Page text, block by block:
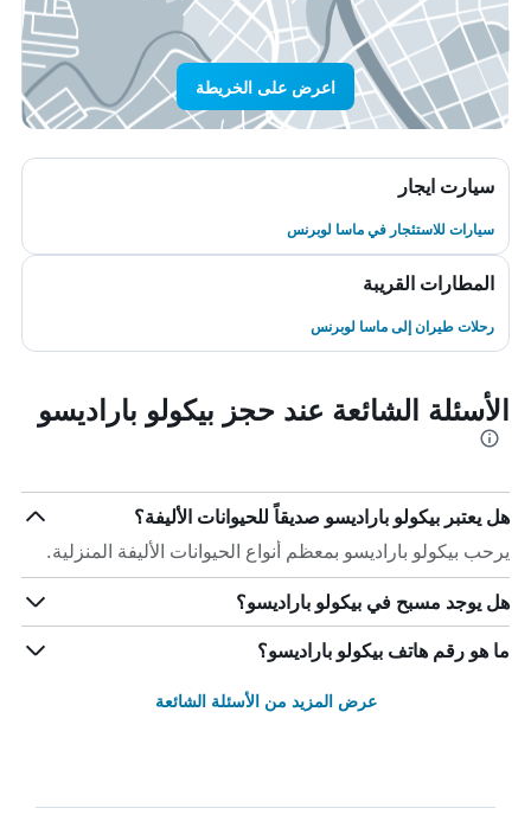
اعرض على الخريطة
سيارت ايجار
سيارات للاستئجار في ماسا لوبرنس
المطارات القريبة
رحلات طيران إلى ماسا لوبرنس
الأسئلة الشائعة عند حجز بيكولو باراديسو
هل يعتبر بيكولو باراديسو صديقاً للحيوانات الأليفة؟
يرحب بيكولو باراديسو بمعظم أنواع الحيوانات الأليفة المنزلية.
هل يوجد مسبح في بيكولو باراديسو؟
ما هو رقم هاتف بيكولو باراديسو؟
عرض المزيد من الأسئلة الشائعة